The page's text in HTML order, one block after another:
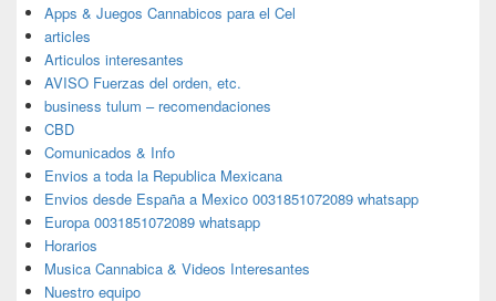
Apps & Juegos Cannabicos para el Cel
articles
Articulos interesantes
AVISO Fuerzas del orden, etc.
business tulum – recomendaciones
CBD
Comunicados & Info
Envios a toda la Republica Mexicana
Envios desde España a Mexico 0031851072089 whatsapp
Europa 0031851072089 whatsapp
Horarios
Musica Cannabica & Videos Interesantes
Nuestro equipo